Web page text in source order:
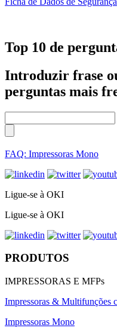
Top 10 de
Introduzir frase
perguntas mais
FAQ: Impressoras Mono
Ligue-se à OKI
Ligue-se à OKI
PRODUTOS
IMPRESSORAS E MFPs
Impressoras & Multifunções
Impressoras Mono